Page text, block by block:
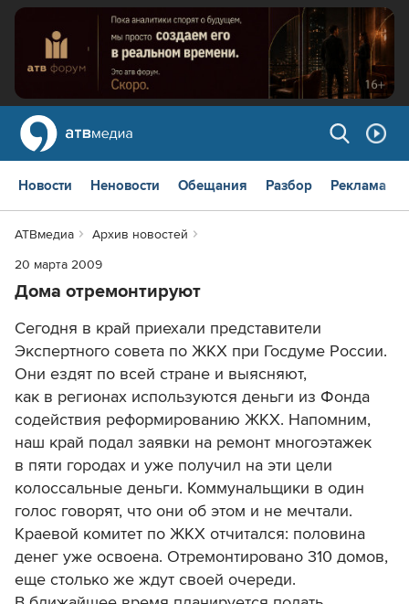
Новости Неновости Обещания Разбор Реклама
АТВмедиа
Архив новостей
20 марта 2009
Дома отремонтируют
Сегодня в край приехали представители
Экспертного совета по ЖКХ при Госдуме России.
Они ездят по всей стране и выясняют,
как в регионах используются деньги из Фонда
содействия реформированию ЖКХ. Напомним,
наш край подал заявки на ремонт многоэтажек
в пяти городах и уже получил на эти цели
колоссальные деньги. Коммунальщики в один
голос говорят, что они об этом и не мечтали.
Краевой комитет по ЖКХ отчитался: половина
денег уже освоена. Отремонтировано 310 домов,
еще столько же ждут своей очереди.